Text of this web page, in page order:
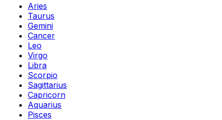
Aries
Taurus
Gemini
Cancer
Leo
Virgo
Libra
Scorpio
Sagittarius
Capricorn
Aquarius
Pisces